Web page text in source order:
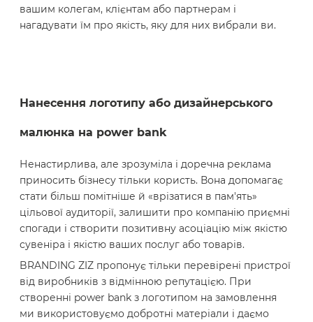
вашим колегам, клієнтам або партнерам і
нагадувати їм про якість, яку для них вибрали ви.
Нанесення логотипу або дизайнерського
малюнка на power bank
Ненастирлива, але зрозуміла і доречна реклама
приносить бізнесу тільки користь. Вона допомагає
стати більш помітніше й «врізатися в пам'ять»
цільової аудиторії, залишити про компанію приємні
спогади і створити позитивну асоціацію між якістю
сувеніра і якістю ваших послуг або товарів.
BRANDING ZIZ пропонує тільки перевірені пристрої
від виробників з відмінною репутацією. При
створенні power bank з логотипом на замовлення
ми використовуємо добротні матеріали і даємо